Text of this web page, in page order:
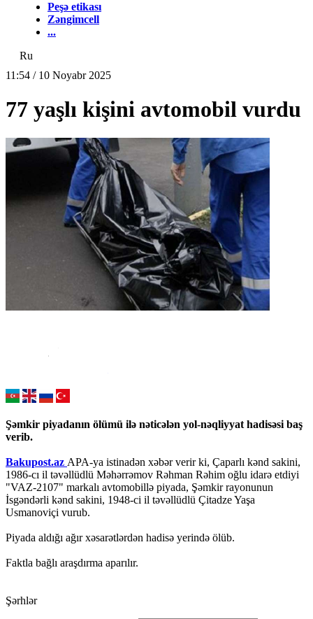
Peşə etikası
Zəngimcell
...
Ru
11:54 / 10 Noyabr 2025
77 yaşlı kişini avtomobil vurdu
Şəmkir piyadanın ölümü ilə nəticələn yol-nəqliyyat hadisəsi baş
verib.
Bakupost.az APA-ya istinadən xəbər verir ki, Çaparlı kənd sakini,
1986-cı il təvəllüdlü Məhərrəmov Rəhman Rəhim oğlu idarə etdiyi
"VAZ-2107" markalı avtomobillə piyada, Şəmkir rayonunun
İsgəndərli kənd sakini, 1948-ci il təvəllüdlü Çitadze Yaşa
Usmanoviçi vurub.
Piyada aldığı ağır xəsarətlərdən hadisə yerində ölüb.
Faktla bağlı araşdırma aparılır.
Şərhlər